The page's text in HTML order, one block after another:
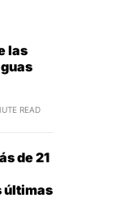
las
READ
de 21
últimas